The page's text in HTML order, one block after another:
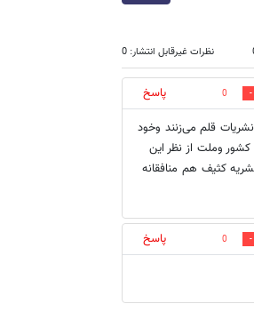
نظرات غیرقابل انتشار: 0
0
پاسخ
قلم می‌زنند وخود
وملت از نظر این
کثیف هم منافقانه
0
پاسخ